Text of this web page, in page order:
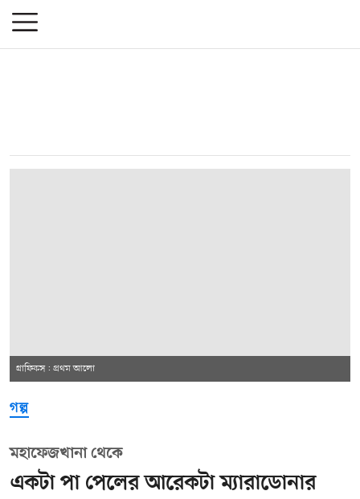
গ্রাফিকস: প্রথম আলো
গল্প
মহাফেজখানা থেকে
একটা পা পেলের আরেকটা ম্যারাডোনার